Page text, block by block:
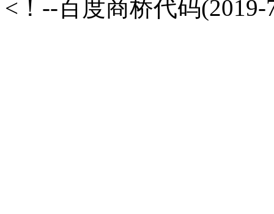
<！--百度商桥代码(2019-